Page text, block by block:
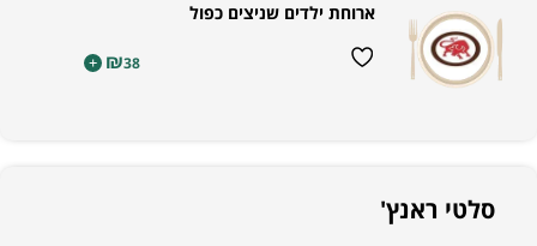
ארוחת ילדים שניצים כפול
₪38
+
סלטי ראנץ'